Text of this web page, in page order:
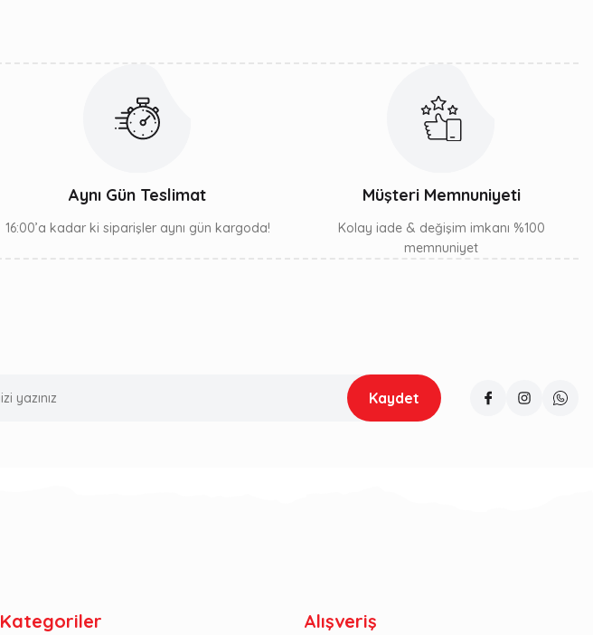
Aynı Gün Teslimat
16:00’a kadar ki siparişler aynı gün kargoda!
Müşteri Memnuniyeti
Kolay iade & değişim imkanı %100
memnuniyet
Kaydet
Kategoriler Alışveriş